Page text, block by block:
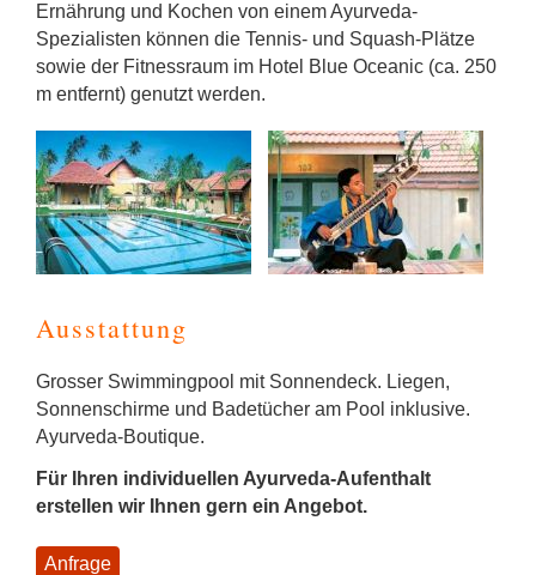
Ernährung und Kochen von einem Ayurveda-
Spezialisten können die Tennis- und Squash-Plätze
sowie der Fitnessraum im Hotel Blue Oceanic (ca. 250
m entfernt) genutzt werden.
Ausstattung
Grosser Swimmingpool mit Sonnendeck. Liegen,
Sonnenschirme und Badetücher am Pool inklusive.
Ayurveda-Boutique.
Für Ihren individuellen Ayurveda-Aufenthalt
erstellen wir Ihnen gern ein Angebot.
Anfrage